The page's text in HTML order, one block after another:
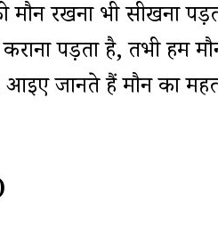
मौन रखना भी सीखना
पड़ता है, तभी हम
जानते हैं मौन का